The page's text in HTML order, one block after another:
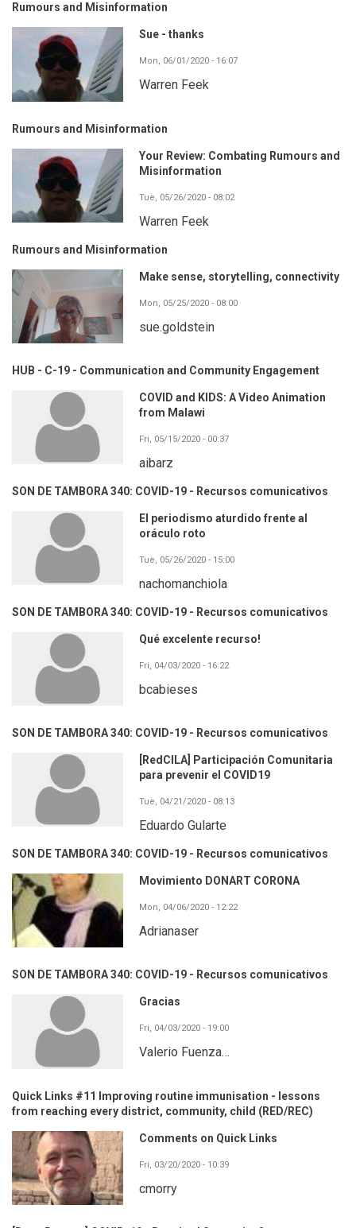
Rumours and Misinformation
Sue - thanks
Mon, 06/01/2020 - 16:07
Warren Feek
Rumours and Misinformation
Your Review: Combating Rumours and
Misinformation
Tue, 05/26/2020 - 08:02
Warren Feek
Rumours and Misinformation
Make sense, storytelling, connectivity
Mon, 05/25/2020 - 08:00
sue.goldstein
HUB - C-19 - Communication and Community Engagement
COVID and KIDS: A Video Animation
from Malawi
Fri, 05/15/2020 - 00:37
aibarz
SON DE TAMBORA 340: COVID-19 - Recursos comunicativos
El periodismo aturdido frente al
oráculo roto
Tue, 05/26/2020 - 15:00
nachomanchiola
SON DE TAMBORA 340: COVID-19 - Recursos comunicativos
Qué excelente recurso!
Fri, 04/03/2020 - 16:22
bcabieses
SON DE TAMBORA 340: COVID-19 - Recursos comunicativos
[RedCILA] Participación Comunitaria
para prevenir el COVID19
Tue, 04/21/2020 - 08:13
Eduardo Gularte
SON DE TAMBORA 340: COVID-19 - Recursos comunicativos
Movimiento DONART CORONA
Mon, 04/06/2020 - 12:22
Adrianaser
SON DE TAMBORA 340: COVID-19 - Recursos comunicativos
Gracias
Fri, 04/03/2020 - 19:00
Valerio Fuenza…
Quick Links #11 Improving routine immunisation - lessons
from reaching every district, community, child (RED/REC)
Comments on Quick Links
Fri, 03/20/2020 - 10:39
cmorry